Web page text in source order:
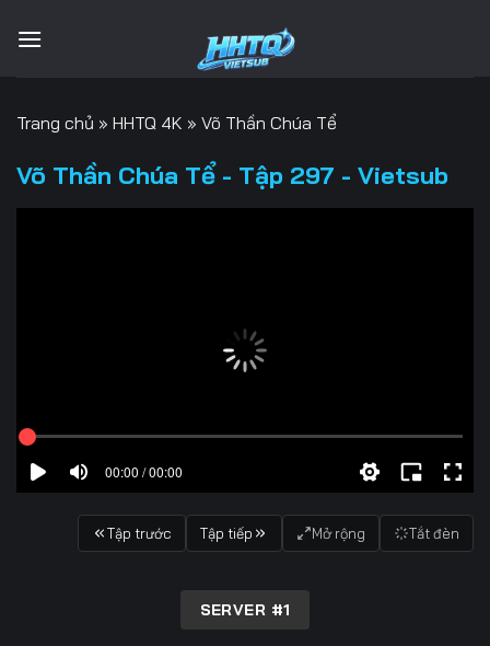
qua
Trang chủ » HHTQ 4K » Võ Thần Chúa Tể
Võ Thần Chúa Tể - Tập 297 - Vietsub
00:00 / 00:00
Tập trước Tập tiếp Mở rộng Tắt đèn
SERVER #1